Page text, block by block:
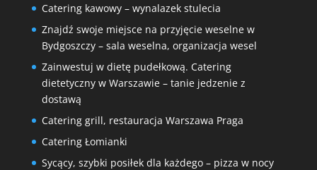
Catering kawowy – wynalazek stulecia
Znajdź swoje miejsce na przyjęcie weselne w
Bydgoszczy – sala weselna, organizacja wesel
Zainwestuj w dietę pudełkową. Catering
dietetyczny w Warszawie – tanie jedzenie z
dostawą
Catering grill, restauracja Warszawa Praga
Catering Łomianki
Sycący, szybki posiłek dla każdego – pizza w nocy